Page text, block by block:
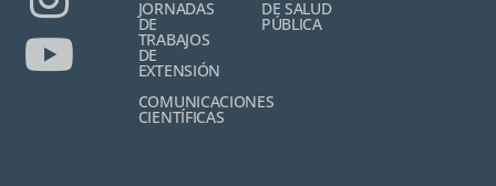
JORNADAS
DE
TRABAJOS
DE
EXTENSIÓN
COMUNICACIONES
CIENTÍFICAS
DE SALUD
PÚBLICA